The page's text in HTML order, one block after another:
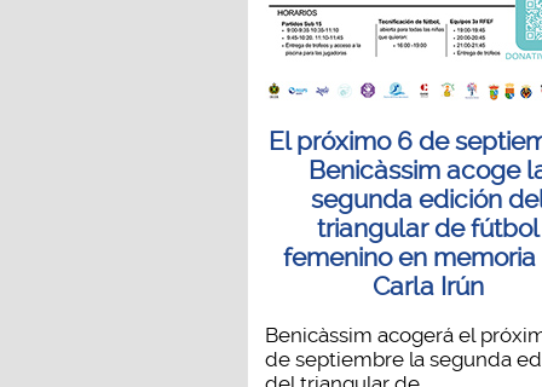
El próximo 6 de
Benicàssim acoge
segunda edición
triangular de fútbol
femenino en memoria
Carla Irún
Benicàssim acogerá el
de septiembre la segunda